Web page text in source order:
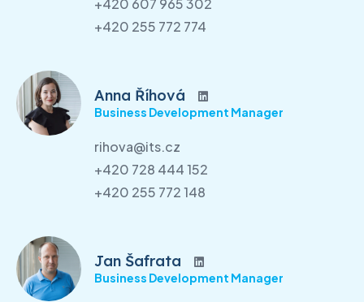
+420 607 965 302
+420 255 772 774
Anna Říhová
Business Development Manager
rihova@its.cz
+420 728 444 152
+420 255 772 148
Jan Šafrata
Business Development Manager